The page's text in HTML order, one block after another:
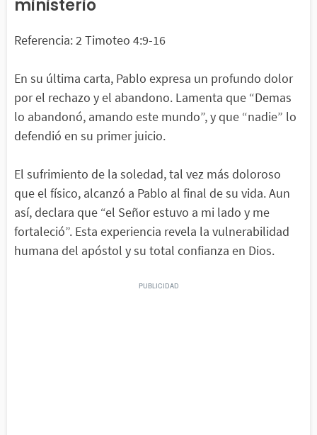
ministerio
Referencia: 2 Timoteo 4:9-16
En su última carta, Pablo expresa un profundo dolor
por el rechazo y el abandono. Lamenta que “Demas
lo abandonó, amando este mundo”, y que “nadie” lo
defendió en su primer juicio.
El sufrimiento de la soledad, tal vez más doloroso
que el físico, alcanzó a Pablo al final de su vida. Aun
así, declara que “el Señor estuvo a mi lado y me
fortaleció”. Esta experiencia revela la vulnerabilidad
humana del apóstol y su total confianza en Dios.